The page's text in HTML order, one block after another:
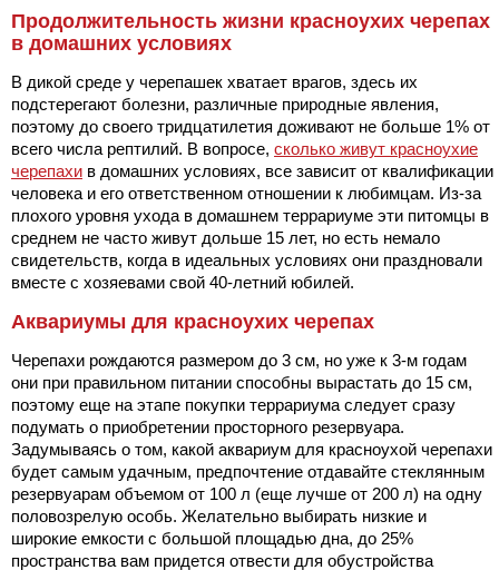
Продолжительность жизни красноухих черепах
в домашних условиях
В дикой среде у черепашек хватает врагов, здесь их
подстерегают болезни, различные природные явления,
поэтому до своего тридцатилетия доживают не больше 1% от
всего числа рептилий. В вопросе, сколько живут красноухие
черепахи в домашних условиях, все зависит от квалификации
человека и его ответственном отношении к любимцам. Из-за
плохого уровня ухода в домашнем террариуме эти питомцы в
среднем не часто живут дольше 15 лет, но есть немало
свидетельств, когда в идеальных условиях они праздновали
вместе с хозяевами свой 40-летний юбилей.
Аквариумы для красноухих черепах
Черепахи рождаются размером до 3 см, но уже к 3-м годам
они при правильном питании способны вырастать до 15 см,
поэтому еще на этапе покупки террариума следует сразу
подумать о приобретении просторного резервуара.
Задумываясь о том, какой аквариум для красноухой черепахи
будет самым удачным, предпочтение отдавайте стеклянным
резервуарам объемом от 100 л (еще лучше от 200 л) на одну
половозрелую особь. Желательно выбирать низкие и
широкие емкости с большой площадью дна, до 25%
пространства вам придется отвести для обустройства